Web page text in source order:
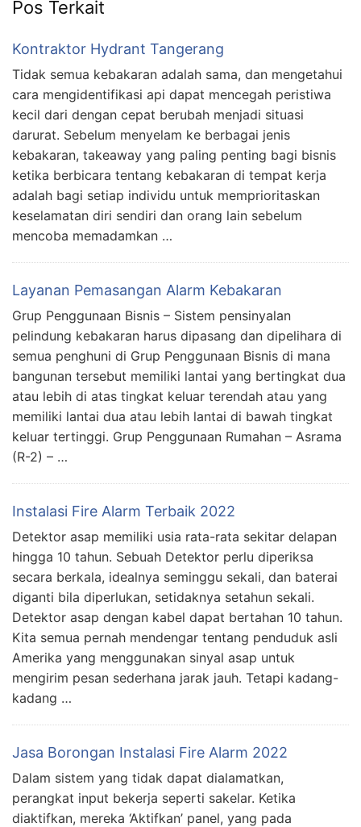
Pos Terkait
Kontraktor Hydrant Tangerang
Tidak semua kebakaran adalah sama, dan mengetahui
cara mengidentifikasi api dapat mencegah peristiwa
kecil dari dengan cepat berubah menjadi situasi
darurat. Sebelum menyelam ke berbagai jenis
kebakaran, takeaway yang paling penting bagi bisnis
ketika berbicara tentang kebakaran di tempat kerja
adalah bagi setiap individu untuk memprioritaskan
keselamatan diri sendiri dan orang lain sebelum
mencoba memadamkan …
Layanan Pemasangan Alarm Kebakaran
Grup Penggunaan Bisnis – Sistem pensinyalan
pelindung kebakaran harus dipasang dan dipelihara di
semua penghuni di Grup Penggunaan Bisnis di mana
bangunan tersebut memiliki lantai yang bertingkat dua
atau lebih di atas tingkat keluar terendah atau yang
memiliki lantai dua atau lebih lantai di bawah tingkat
keluar tertinggi. Grup Penggunaan Rumahan – Asrama
(R-2) – …
Instalasi Fire Alarm Terbaik 2022
Detektor asap memiliki usia rata-rata sekitar delapan
hingga 10 tahun. Sebuah Detektor perlu diperiksa
secara berkala, idealnya seminggu sekali, dan baterai
diganti bila diperlukan, setidaknya setahun sekali.
Detektor asap dengan kabel dapat bertahan 10 tahun.
Kita semua pernah mendengar tentang penduduk asli
Amerika yang menggunakan sinyal asap untuk
mengirim pesan sederhana jarak jauh. Tetapi kadang-
kadang …
Jasa Borongan Instalasi Fire Alarm 2022
Dalam sistem yang tidak dapat dialamatkan,
perangkat input bekerja seperti sakelar. Ketika
diaktifkan, mereka ‘Aktifkan’ panel, yang pada